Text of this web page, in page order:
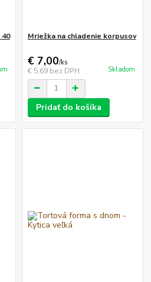
Mriežka na chladenie korpusov
€ 7,00/ks
€ 5,69 bez DPH Skladom
Pridať do košíka